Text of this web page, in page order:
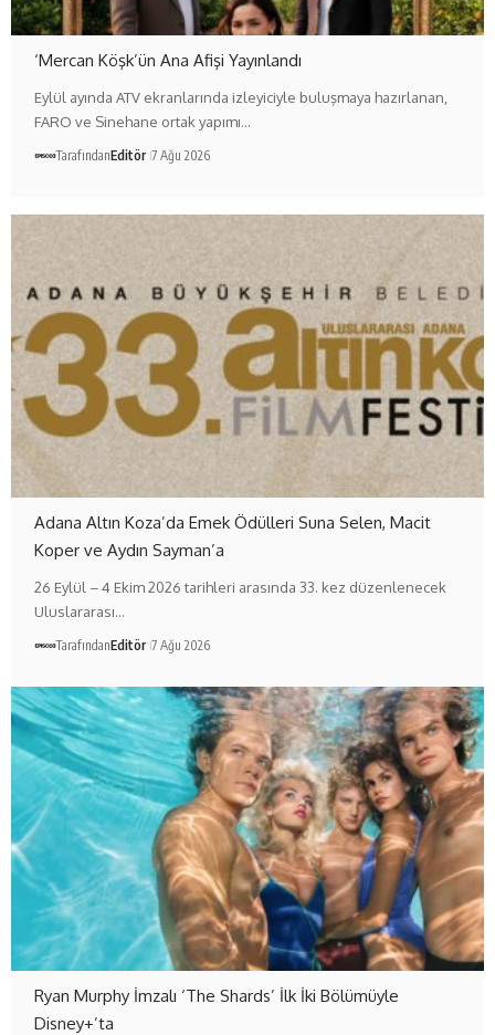
‘Mercan Köşk’ün Ana Afişi Yayınlandı
Eylül ayında ATV ekranlarında izleyiciyle buluşmaya hazırlanan,
FARO ve Sinehane ortak yapımı…
TarafındanEditör 7 Ağu 2026
Adana Altın Koza’da Emek Ödülleri Suna Selen, Macit
Koper ve Aydın Sayman’a
26 Eylül – 4 Ekim 2026 tarihleri arasında 33. kez düzenlenecek
Uluslararası…
TarafındanEditör 7 Ağu 2026
Ryan Murphy İmzalı ‘The Shards’ İlk İki Bölümüyle
Disney+’ta